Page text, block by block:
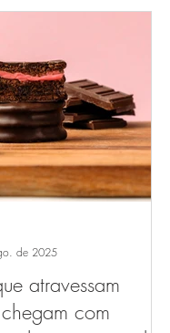
atravessam
com
de 2025